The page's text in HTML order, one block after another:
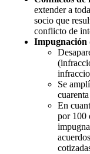
extender a
socio que
conflicto de
Impugnación
Se
En
por 100